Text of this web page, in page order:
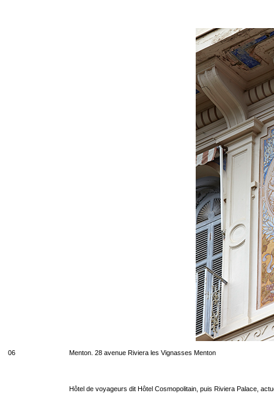
06 Menton. 28 avenue Riviera les Vignasses Menton
Hôtel de voyageurs dit Hôtel Cosmopolitain, puis Riviera Palace,